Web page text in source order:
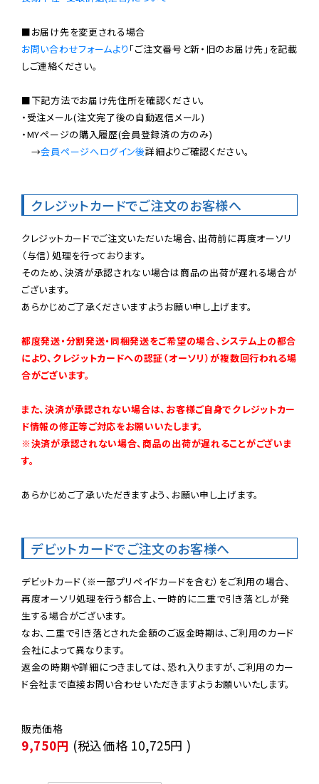
お問い合わせフォームより 「ご注文番号と新・旧のお届け先」を記載
しご連絡ください。
■下記方法でお届け先住所を確認ください。
・受注メール(注文完了後の自動返信メール)
・MYページの購入履歴(会員登録済の方のみ)
→会員ページへログイン後詳細よりご確認ください。
クレジットカードでご注文のお客様へ
クレジットカードでご注文いただいた場合、出荷前に再度オーソリ
（与信）処理を行っております。
そのため、決済が承認されない場合は商品の出荷が遅れる場合が
ございます。
あらかじめご了承くださいますようお願い申し上げます。
都度発送・分割発送・同梱発送をご希望の場合、システム上の都合
により、クレジットカードへの認証（オーソリ）が複数回行われる場
合がございます。
また、決済が承認されない場合は、お客様ご自身でクレジットカー
ド情報の修正等ご対応をお願いいたします。
※決済が承認されない場合、商品の出荷が遅れることがございま
す。
あらかじめご了承いただきますよう、お願い申し上げます。
デビットカードでご注文のお客様へ
デビットカード（※一部プリペイドカードを含む）をご利用の場合、
再度オーソリ処理を行う都合上、一時的に二重で引き落としが発
生する場合がございます。
なお、二重で引き落とされた金額のご返金時期は、ご利用のカード
会社によって異なります。
返金の時期や詳細につきましては、恐れ入りますが、ご利用のカー
ド会社まで直接お問い合わせいただきますようお願いいたします。
9,750円 (税込価格 10,725円 )